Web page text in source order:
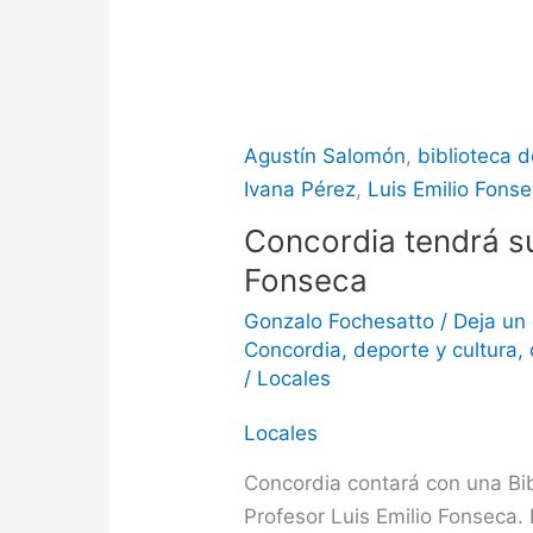
Agustín Salomón, biblioteca
Ivana Pérez, Luis Emilio
Concordia tendrá
Fonseca
Gonzalo Fochesatto / Deja
Concordia,deporte y cultura,
/ Locales
Locales
Concordia contará con una
Profesor Luis Emilio